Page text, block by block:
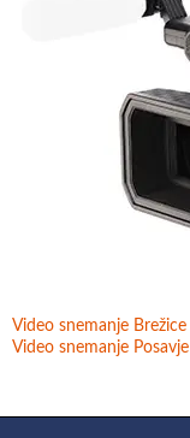
Video snemanje Brežice
Video snemanje Posavje